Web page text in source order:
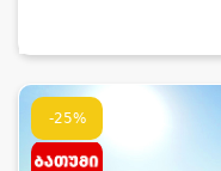
-25%